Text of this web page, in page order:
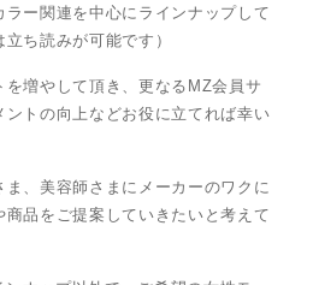
ー関連を中心にラインナップして
ち読みが可能です）
を増やして頂き、更なるMZ会員サ
ントの向上などお役に立てれば幸い
、美容師さまにメーカーのワクに
商品をご提案していきたいと考えて